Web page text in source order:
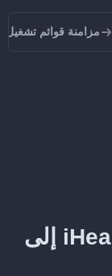
مزامنة قوائم تشغيل iHeartRadio
لا يتوفر النقل من iHeartRadio إلى